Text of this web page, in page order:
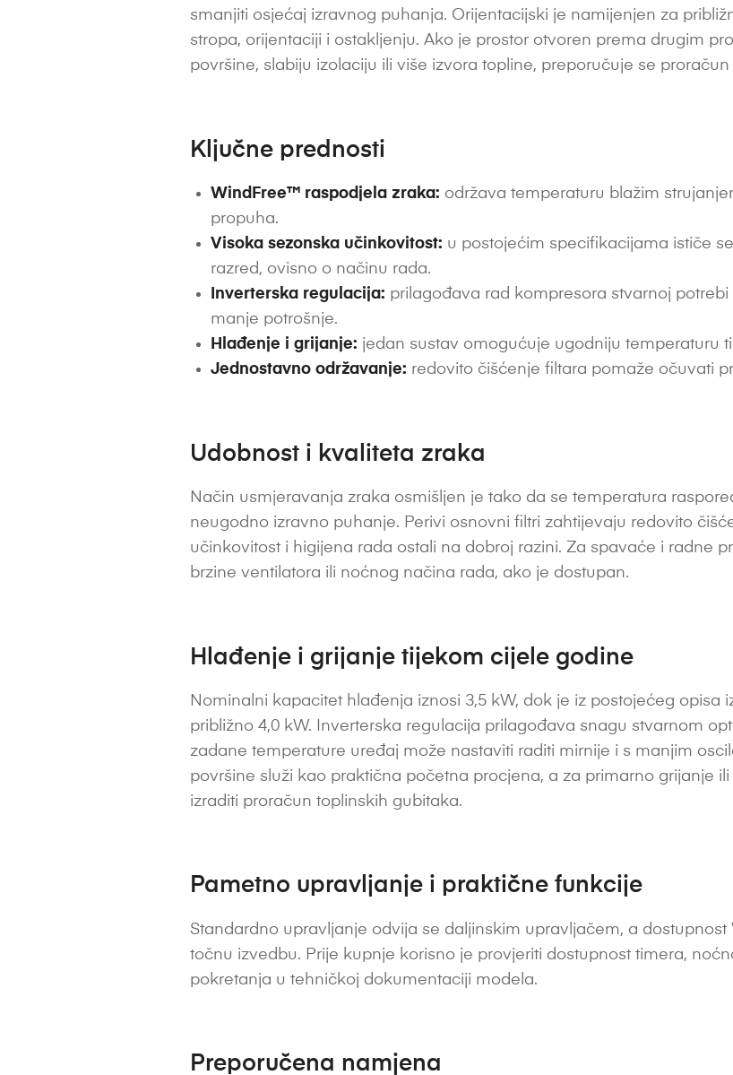
smanjiti osjećaj izravnog puhanja. Orijentacijski je namijenjen za
stropa, orijentaciji i ostakljenju. Ako je prostor otvoren prema drugim
površine, slabiju izolaciju ili više izvora topline, preporučuje se
Ključne prednosti
WindFree™ raspodjela zraka: održava temperaturu blažim
propuha.
Visoka sezonska učinkovitost: u postojećim specifikacijama ističe
razred, ovisno o načinu rada.
Inverterska regulacija: prilagođava rad kompresora stvarnoj
manje potrošnje.
Hlađenje i grijanje: jedan sustav omogućuje ugodniju temperaturu
Jednostavno održavanje: redovito čišćenje filtara pomaže očuvati
Udobnost i kvaliteta zraka
Način usmjeravanja zraka osmišljen je tako da se temperatura
neugodno izravno puhanje. Perivi osnovni filtri zahtijevaju redovito
učinkovitost i higijena rada ostali na dobroj razini. Za spavaće i radne
brzine ventilatora ili noćnog načina rada, ako je dostupan.
Hlađenje i grijanje tijekom cijele godine
Nominalni kapacitet hlađenja iznosi 3,5 kW, dok je iz postojećeg opisa
približno 4,0 kW. Inverterska regulacija prilagođava snagu stvarnom
zadane temperature uređaj može nastaviti raditi mirnije i s manjim
površine služi kao praktična početna procjena, a za primarno grijanje
izraditi proračun toplinskih gubitaka.
Pametno upravljanje i praktične funkcije
Standardno upravljanje odvija se daljinskim upravljačem, a
točnu izvedbu. Prije kupnje korisno je provjeriti dostupnost timera,
pokretanja u tehničkoj dokumentaciji modela.
Preporučena namjena